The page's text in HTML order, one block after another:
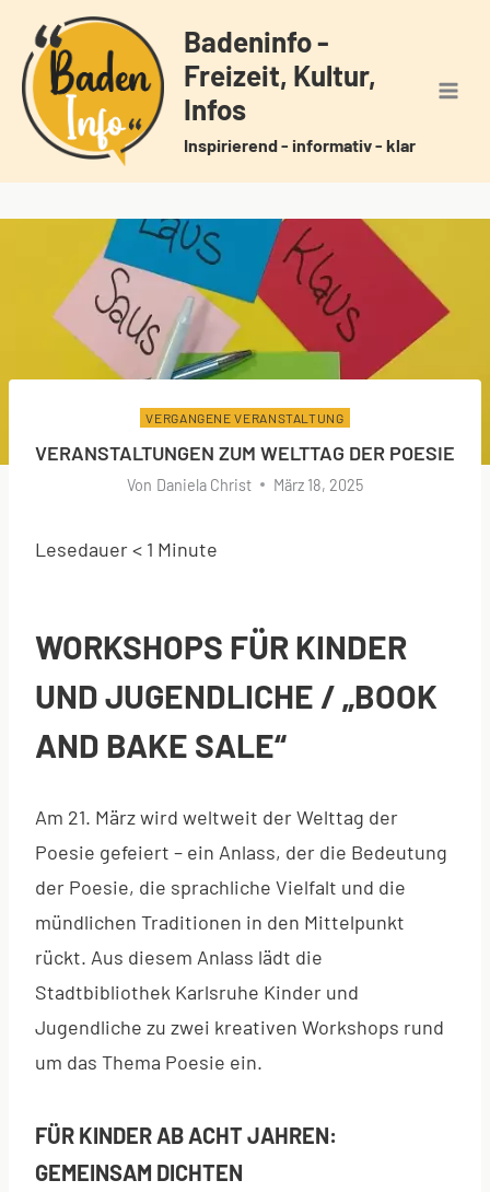
Inhalt
springen
Badeninfo -
Freizeit, Kultur,
Infos
Inspirierend - informativ - klar
VERGANGENE VERANSTALTUNG
VERANSTALTUNGEN ZUM WELTTAG DER POESIE
Von Daniela Christ März 18, 2025
Lesedauer< 1 Minute
WORKSHOPS FÜR KINDER
UND JUGENDLICHE / „BOOK
AND BAKE SALE“
Am 21. Märzwird weltweit der Welttag der
Poesie gefeiert – ein Anlass, der die Bedeutung
der Poesie, die sprachliche Vielfalt und die
mündlichen Traditionen in den Mittelpunkt
rückt. Aus diesem Anlass lädt die
Stadtbibliothek Karlsruhe Kinder und
Jugendliche zu zwei kreativen Workshops rund
um das Thema Poesie ein.
FÜR KINDER AB ACHT JAHREN:
GEMEINSAM DICHTEN